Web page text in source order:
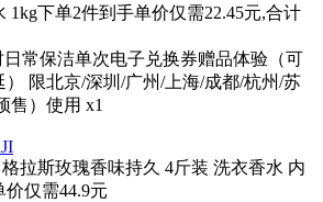
1kg下单2件到手单价仅需22.45元,合计
常保洁单次电子兑换券赠品体验（可
限北京/深圳/广州/上海/成都/杭州/苏
售）使用 x1
拉斯玫瑰香味持久 4斤装 洗衣香水 内
仅需44.9元